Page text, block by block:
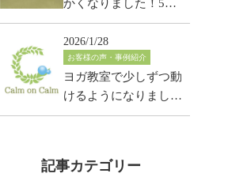
かくなりました！50
代・女性・ひばりヶ丘
教室
2026/1/28
お客様の声・事例紹介
ヨガ教室で少しずつ動
けるようになりまし
た！50代・女性・保
記事カテゴリー